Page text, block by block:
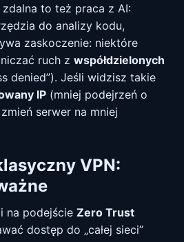
to też praca z AI:
do analizy kodu,
zaskoczenie: niektóre
ruch z współdzielonych
denied”). Jeśli widzisz takie
IP (mniej podejrzeń o
serwer na mniej
VPN:
na podejście Zero Trust
dostęp do „całej sieci”